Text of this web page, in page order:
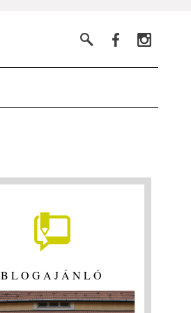
BLOGAJÁNLÓ